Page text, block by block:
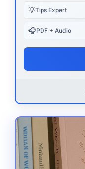
💡Tips Expert
🎧PDF + Audio